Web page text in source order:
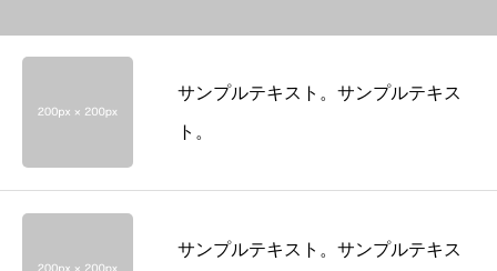
サンプルテキスト。サンプルテキス
ト。
サンプルテキスト。サンプルテキス